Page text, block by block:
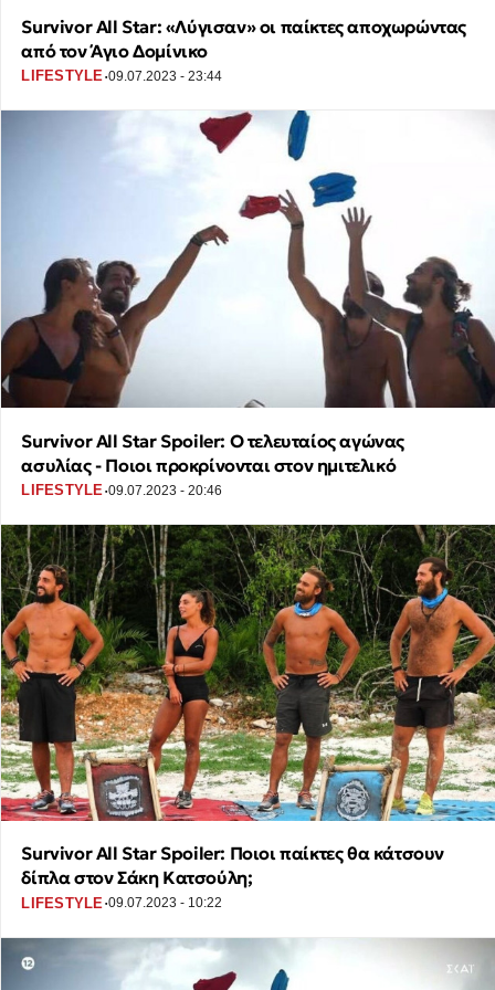
Survivor All Star: «Λύγισαν» οι παίκτες αποχωρώντας
από τον Άγιο Δομίνικο
LIFESTYLE·09.07.2023 - 23:44
Survivor All Star Spoiler: O τελευταίος αγώνας
ασυλίας - Ποιοι προκρίνονται στον ημιτελικό
LIFESTYLE·09.07.2023 - 20:46
Survivor All Star Spoiler: Ποιοι παίκτες θα κάτσουν
δίπλα στον Σάκη Κατσούλη;
LIFESTYLE ·09.07.2023 - 10:22